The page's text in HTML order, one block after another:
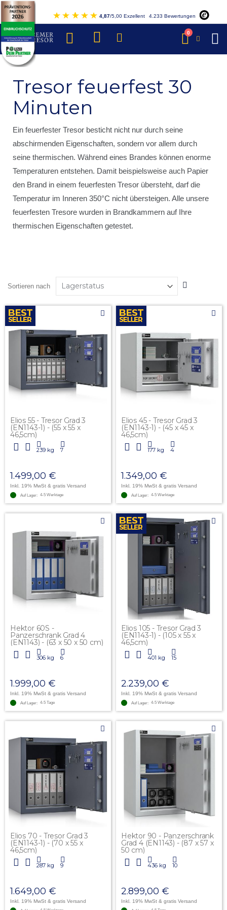
Direkt
zum
Inhalt
4,87/5,00 Exzellent 4.233 Bewertungen
Warenkorb
0 Artikel
Tresor feuerfest 30
Minuten
Ein feuerfester Tresor besticht nicht nur durch seine
abschirmenden Eigenschaften, sondern vor allem durch
seine thermischen. Während eines Brandes können enorme
Temperaturen entstehen. Damit beispielsweise auch Papier
den Brand in einem feuerfesten Tresor übersteht, darf die
Temperatur im Inneren 350°C nicht übersteigen. Alle unsere
feuerfesten Tresore wurden in Brandkammern auf Ihre
thermischen Eigenschaften getestet.
Sortieren nach
Elios 55 - Tresor Grad 3
(EN1143-1) - (55 x 55 x
46,5cm)
239 kg 7
1.499,00 €
Inkl. 19% MwSt & gratis Versand
Auf Lager: 4-5 Werktage
Elios 45 - Tresor Grad 3
(EN1143-1) - (45 x 45 x
46,5cm)
177 kg 4
1.349,00 €
Inkl. 19% MwSt & gratis Versand
Auf Lager: 4-5 Werktage
Hektor 60S -
Panzerschrank Grad 4
(EN1143) - (63 x 50 x 50 cm)
306 kg 6
1.999,00 €
Inkl. 19% MwSt & gratis Versand
Auf Lager: 4-5 Tage
Elios 105 - Tresor Grad 3
(EN1143-1) - (105 x 55 x
46,5cm)
401 kg 15
2.239,00 €
Inkl. 19% MwSt & gratis Versand
Auf Lager: 4-5 Werktage
Elios 70 - Tresor Grad 3
(EN1143-1) - (70 x 55 x
46,5cm)
287 kg 9
1.649,00 €
Inkl. 19% MwSt & gratis Versand
Hektor 90 - Panzerschrank
Grad 4 (EN1143) - (87 x 57 x
50 cm)
436 kg 10
2.899,00 €
Inkl. 19% MwSt & gratis Versand